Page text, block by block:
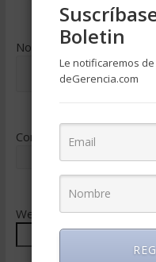
Nombre*
Correo electrónico
Web
Boletin
Le notificaremos
deGerencia.com